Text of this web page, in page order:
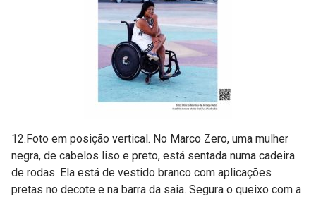
12.Foto em posição vertical. No Marco Zero, uma mulher
negra, de cabelos liso e preto, está sentada numa cadeira
de rodas. Ela está de vestido branco com aplicações
pretas no decote e na barra da saia. Segura o queixo com a